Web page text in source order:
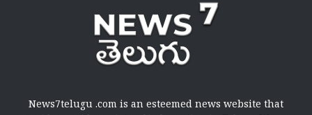
News7telugu .com is an esteemed news website that